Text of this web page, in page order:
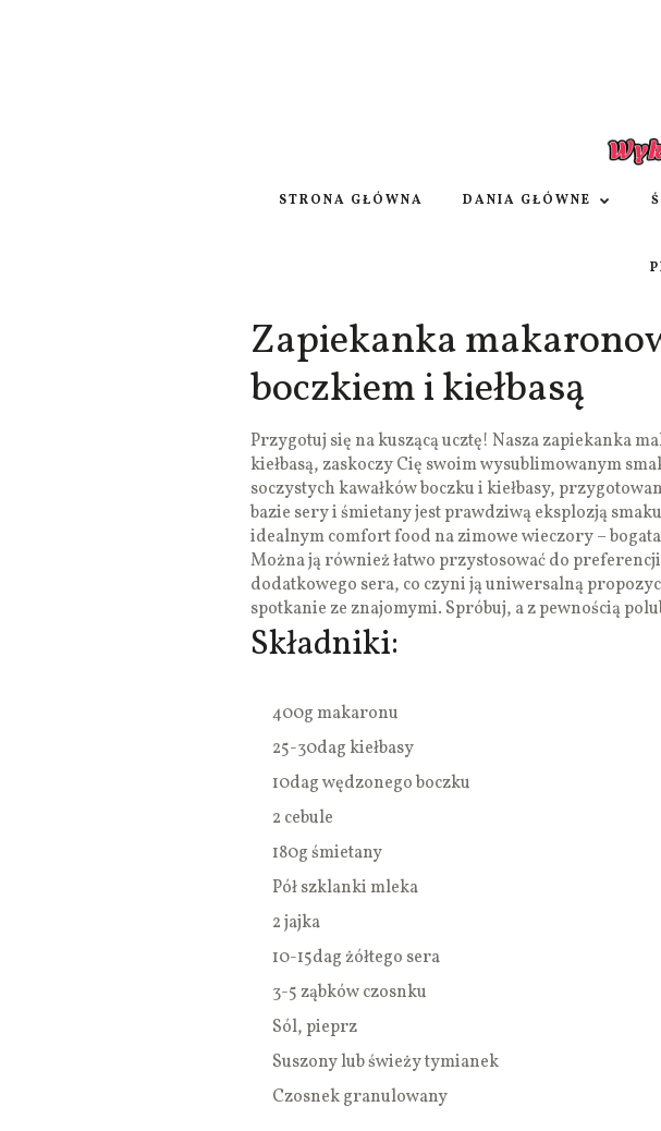
STRONA GŁÓWNA DANIA GŁÓWNE
Zapiekanka
boczkiem i kiełbasą
Przygotuj się na kuszącą ucztę! Nasza zapiekanka
kiełbasą, zaskoczy Cię swoim wysublimowanym
soczystych kawałków boczku i kiełbasy,
bazie sery i śmietany jest prawdziwą eksplozją
idealnym comfort food na zimowe wieczory –
Można ją również łatwo przystosować do
dodatkowego sera, co czyni ją uniwersalną
spotkanie ze znajomymi. Spróbuj, a z pewnością
Składniki:
400g makaronu
25-30dag kiełbasy
10dag wędzonego boczku
2 cebule
180g śmietany
Pół szklanki mleka
2 jajka
10-15dag żółtego sera
3-5 ząbków czosnku
Sól, pieprz
Suszony lub świeży tymianek
Czosnek granulowany